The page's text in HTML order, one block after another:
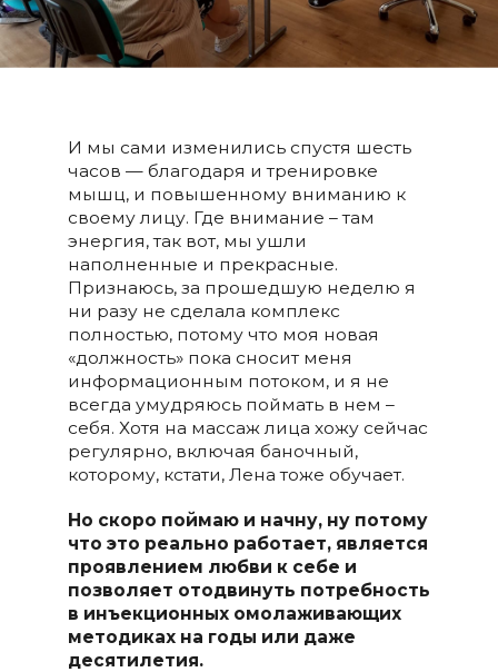
И мы сами изменились спустя шесть
часов — благодаря и тренировке
мышц, и повышенному вниманию к
своему лицу. Где внимание – там
энергия, так вот, мы ушли
наполненные и прекрасные.
Признаюсь, за прошедшую неделю я
ни разу не сделала комплекс
полностью, потому что моя новая
«должность» пока сносит меня
информационным потоком, и я не
всегда умудряюсь поймать в нем –
себя. Хотя на массаж лица хожу сейчас
регулярно, включая баночный,
которому, кстати, Лена тоже обучает.
Но скоро поймаю и начну, ну потому
что это реально работает, является
проявлением любви к себе и
позволяет отодвинуть потребность
в инъекционных омолаживающих
методиках на годы или даже
десятилетия.